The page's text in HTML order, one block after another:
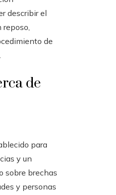
describir el
de
de
para
y un
sobre brechas
y personas